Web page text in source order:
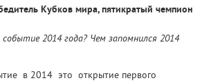
Кубков мира, пятикратый чемпион
2014 года? Чем запомнился 2014
в 2014 это открытие первого